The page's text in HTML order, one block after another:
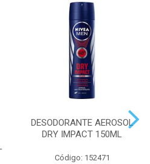
DESODORANTE AEROSOL
DRY IMPACT 150ML
Código: 152471